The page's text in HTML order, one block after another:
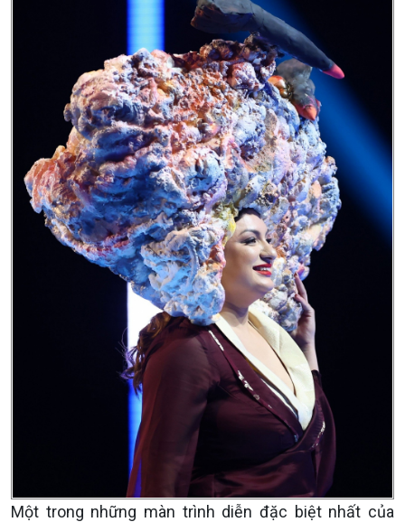
Một trong những màn trình diễn đặc biệt nhất của